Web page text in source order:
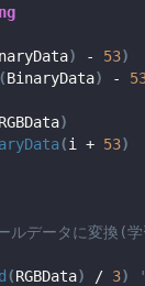
) - 53)
(BinaryData) -
RGBData)
(i + 53)
ルデータに変換(
(RGBData) / 3)